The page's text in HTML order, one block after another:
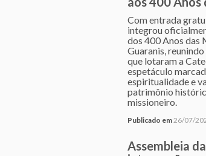
Com entrada
integrou
dos 400 Anos das
Guaranis,
que lotaram a
espetáculo
espiritualidade e
patrimônio
missioneiro.
Publicado em 26/07/
Assembleia